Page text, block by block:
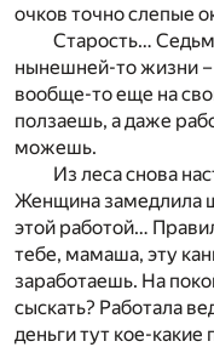
очков точно слепые
Старость…
нынешней-то жизни –
вообще-то еще на
ползаешь, а даже
можешь.
Из леса снова
Женщина замедлила
этой работой…
тебе, мамаша, эту
заработаешь. На
сыскать? Работала
деньги тут кое-какие